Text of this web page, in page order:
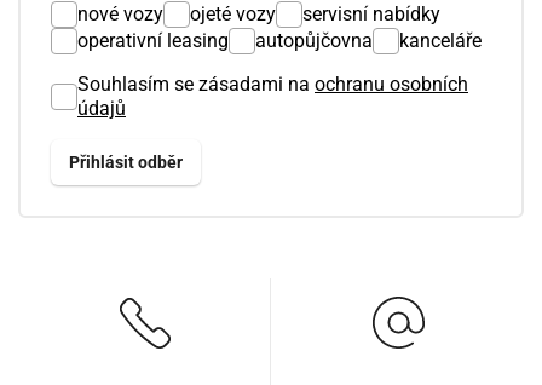
nové vozy ojeté vozy
servisní nabídky
operativní leasing
autopůjčovna
kanceláře
Souhlasím se zásadami na ochranu osobních
údajů